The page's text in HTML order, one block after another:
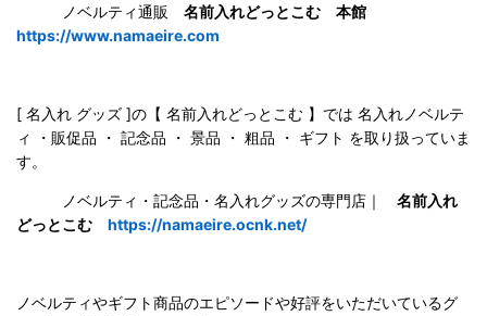
ノベルティ通販 名前入れどっとこむ 本館
https://www.namaeire.com
[ 名入れ グッズ ]の【 名前入れどっとこむ 】では 名入れノベルテ
ィ ・販促品 ・ 記念品 ・ 景品 ・ 粗品 ・ ギフト を取り扱っていま
す。
ノベルティ・記念品・名入れグッズの専門店｜ 名前入れ
どっとこむ https://namaeire.ocnk.net/
ノベルティやギフト商品のエピソードや好評をいただいているグ